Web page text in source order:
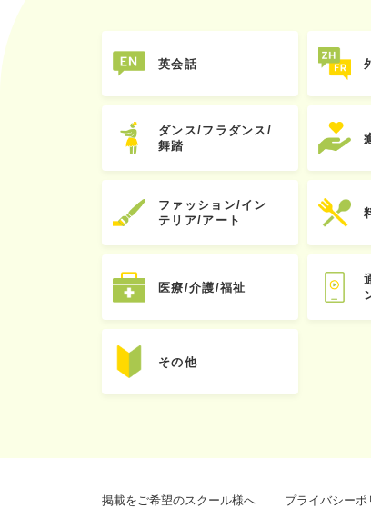
英会話
ダンス/フラダンス/
舞踏
ファッション/イン
テリア/アート
医療/介護/福祉
その他
掲載をご希望のスクール様へ プライバシーポ